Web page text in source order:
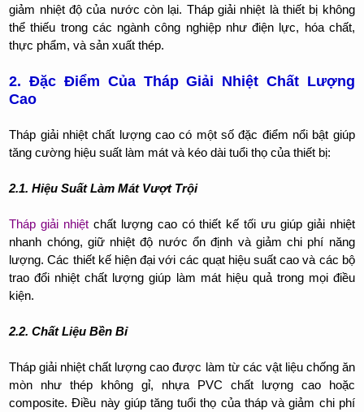
giảm nhiệt độ của nước còn lại. Tháp giải nhiệt là thiết bị không
thể thiếu trong các ngành công nghiệp như điện lực, hóa chất,
thực phẩm, và sản xuất thép.
2. Đặc Điểm Của Tháp Giải Nhiệt Chất Lượng
Cao
Tháp giải nhiệt chất lượng cao có một số đặc điểm nổi bật giúp
tăng cường hiệu suất làm mát và kéo dài tuổi thọ của thiết bị:
2.1. Hiệu Suất Làm Mát Vượt Trội
Tháp giải nhiệt chất lượng cao có thiết kế tối ưu giúp giải nhiệt
nhanh chóng, giữ nhiệt độ nước ổn định và giảm chi phí năng
lượng. Các thiết kế hiện đại với các quạt hiệu suất cao và các bộ
trao đổi nhiệt chất lượng giúp làm mát hiệu quả trong mọi điều
kiện.
2.2. Chất Liệu Bền Bỉ
Tháp giải nhiệt chất lượng cao được làm từ các vật liệu chống ăn
mòn như thép không gỉ, nhựa PVC chất lượng cao hoặc
composite. Điều này giúp tăng tuổi thọ của tháp và giảm chi phí